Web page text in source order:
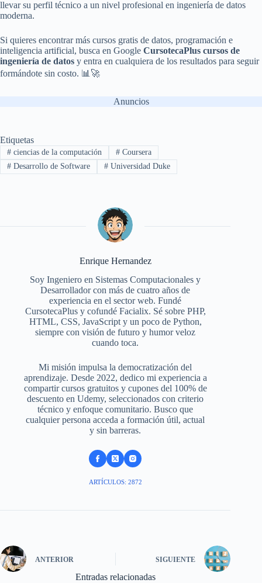
llevar su perfil técnico a un nivel profesional en ingeniería de datos
moderna.
Si quieres encontrar más cursos gratis de datos, programación e
inteligencia artificial, busca en Google CursotecaPlus cursos de
ingeniería de datos y entra en cualquiera de los resultados para seguir
formándote sin costo. 📊🚀
Anuncios
Etiquetas
#ciencias de la computación #Coursera
#Desarrollo de Software #Universidad Duke
Enrique Hernandez
Soy Ingeniero en Sistemas Computacionales y
Desarrollador con más de cuatro años de
experiencia en el sector web. Fundé
CursotecaPlus y cofundé Facialix. Sé sobre PHP,
HTML, CSS, JavaScript y un poco de Python,
siempre con visión de futuro y humor veloz
cuando toca.
Mi misión impulsa la democratización del
aprendizaje. Desde 2022, dedico mi experiencia a
compartir cursos gratuitos y cupones del 100% de
descuento en Udemy, seleccionados con criterio
técnico y enfoque comunitario. Busco que
cualquier persona acceda a formación útil, actual
y sin barreras.
ARTÍCULOS: 2872
ANTERIOR SIGUIENTE
Entradas relacionadas